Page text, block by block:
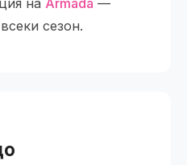
на Armada —
сезон.